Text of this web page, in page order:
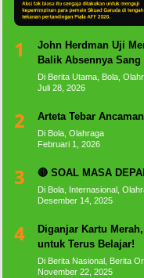
1
John Herdman Uji
Balik Absennya
Di Berita Utama, Bola,
Juli 28, 2026
2 Arteta Tebar
Di Bola, Olahraga
Februari 1, 2026
3 🔴 SOAL MASA
Di Bola, Internasional,
Desember 14, 2025
4
Diganjar Kartu
untuk Terus Belajar!
Di Berita Nasional, Berita
November 22, 2025